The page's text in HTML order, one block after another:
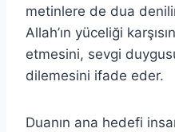
metinlere de dua
Allah’ın yüceliği
etmesini, sevgi
dilemesini ifade eder.
Duanın ana hedefi